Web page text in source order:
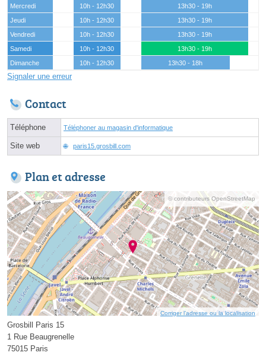
Mercredi
10h - 12h30
13h30 - 19h
Jeudi
10h - 12h30
13h30 - 19h
Vendredi
10h - 12h30
13h30 - 19h
Samedi
10h - 12h30
13h30 - 19h
Dimanche
10h - 12h30 13h30 - 18h
Signaler une erreur
Contact
Téléphone Téléphoner au magasin d'informatique
Site web paris15.grosbill.com
Plan et adresse
© contributeurs OpenStreetMap
Corriger l’adresse ou la localisation
Grosbill Paris 15
1 Rue Beaugrenelle
75015 Paris